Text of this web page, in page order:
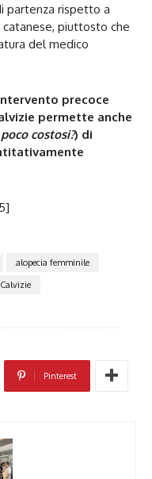
partenza rispetto a
catanese, piuttosto che
del medico
precoce
permette anche
costosi?) di
5]
alopecia femminile
Calvizie
Pinterest